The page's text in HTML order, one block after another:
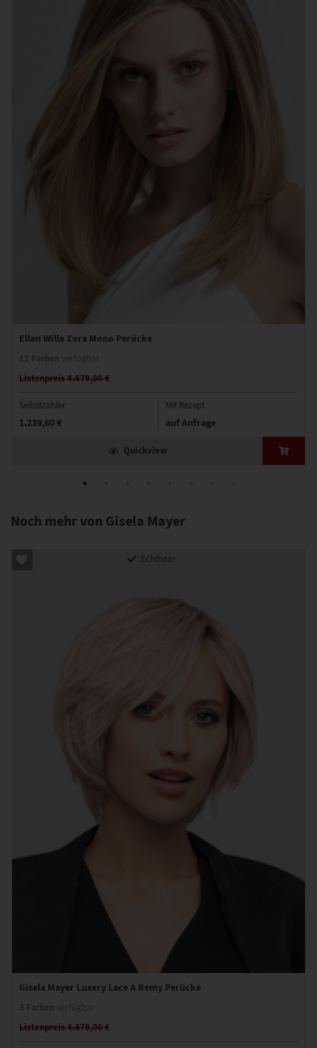
Ellen Wille Zora Mono Perücke
Listenpreis 4.679,00 €
Selbstzahler
1.239,60 €
Mit Rezept
auf Anfrage
Quickview
Noch mehr von Gisela Mayer
Echthaar
Gisela Mayer Luxery Lace A Remy Perücke
Listenpreis 4.679,00 €